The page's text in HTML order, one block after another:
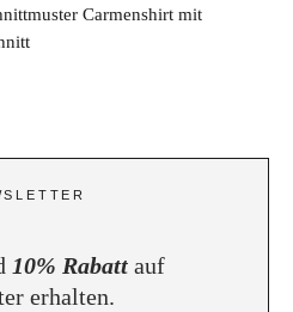
Carmenshirt mit
10% Rabatt auf
erhalten.